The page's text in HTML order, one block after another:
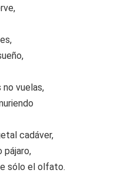
vuelas,
cadáver,
pájaro,
sólo el olfato.